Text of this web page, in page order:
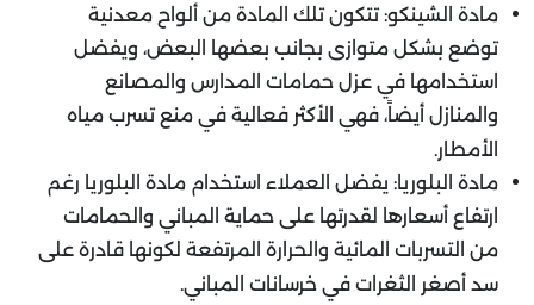
مادة الشينكو: تتكون تلك المادة من ألواح معدنية
توضع بشكل متوازى بجانب بعضها البعض، ويفضل
استخدامها في عزل حمامات المدارس والمصانع
والمنازل أيضاً، فهي الأكثر فعالية في منع تسرب مياه
الأمطار.
مادة البلوريا: يفضل العملاء استخدام مادة البلوريا رغم
ارتفاع أسعارها لقدرتها على حماية المباني والحمامات
من التسربات المائية والحرارة المرتفعة لكونها قادرة على
سد أصغر الثغرات في خرسانات المباني.